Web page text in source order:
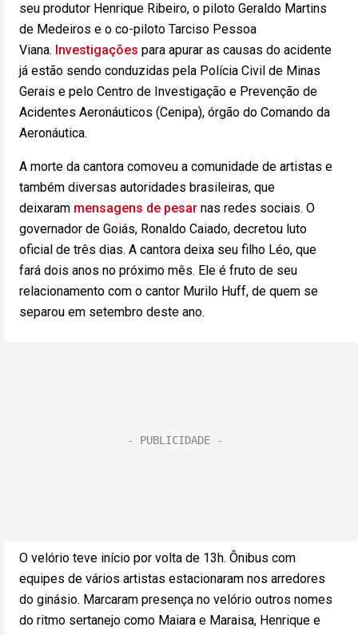
seu produtor Henrique Ribeiro, o piloto Geraldo Martins
de Medeiros e o co-piloto Tarciso Pessoa
Viana. Investigações para apurar as causas do acidente
já estão sendo conduzidas pela Polícia Civil de Minas
Gerais e pelo Centro de Investigação e Prevenção de
Acidentes Aeronáuticos (Cenipa), órgão do Comando da
Aeronáutica.
A morte da cantora comoveu a comunidade de artistas e
também diversas autoridades brasileiras, que
deixaram mensagens de pesar nas redes sociais. O
governador de Goiás, Ronaldo Caiado, decretou luto
oficial de três dias. A cantora deixa seu filho Léo, que
fará dois anos no próximo mês. Ele é fruto de seu
relacionamento com o cantor Murilo Huff, de quem se
separou em setembro deste ano.
O velório teve início por volta de 13h. Ônibus com
equipes de vários artistas estacionaram nos arredores
do ginásio. Marcaram presença no velório outros nomes
do ritmo sertanejo como Maiara e Maraisa, Henrique e